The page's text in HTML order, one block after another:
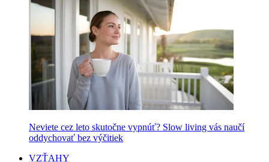
Neviete cez leto skutočne vypnúť? Slow living vás naučí
oddychovať bez výčitiek
VZŤAHY